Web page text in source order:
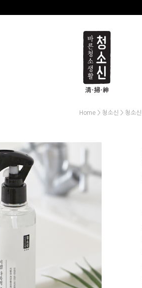
Home > 청소신 > 청소신